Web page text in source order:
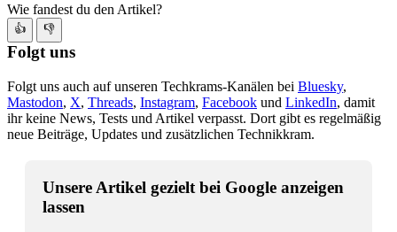
Wie fandest du den Artikel?
👍 👎
Folgt uns
Folgt uns auch auf unseren Techkrams-Kanälen bei Bluesky,
Mastodon, X, Threads, Instagram, Facebook und LinkedIn, damit
ihr keine News, Tests und Artikel verpasst. Dort gibt es regelmäßig
neue Beiträge, Updates und zusätzlichen Technikkram.
Unsere Artikel gezielt bei Google anzeigen
lassen